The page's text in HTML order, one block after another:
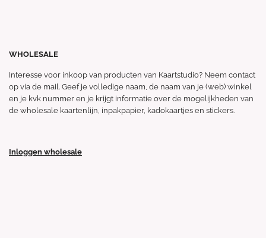
WHOLESALE
Interesse voor inkoop van producten van Kaartstudio? Neem contact
op via de mail. Geef je volledige naam, de naam van je (web) winkel
en je kvk nummer en je krijgt informatie over de mogelijkheden van
de wholesale kaartenlijn, inpakpapier, kadokaartjes en stickers.
Inloggen wholesale